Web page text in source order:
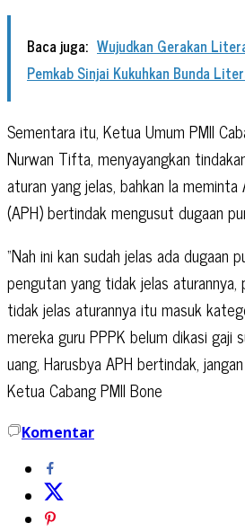
Baca juga: Wujudkan Gerakan
Pemkab Sinjai Kukuhkan Bunda
Sementara itu, Ketua Umum PMII
Nurwan Tifta, menyayangkan
aturan yang jelas, bahkan Ia
(APH) bertindak mengusut dugaan
“Nah ini kan sudah jelas ada dugaan
pengutan yang tidak jelas
tidak jelas aturannya itu masuk
mereka guru PPPK belum dikasi gaji
uang, Harusbya APH bertindak,
Ketua Cabang PMII Bone
Komentar